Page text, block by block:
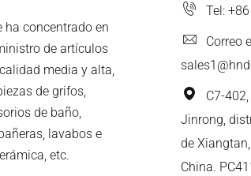
ha concentrado en
de artículos
media y alta,
de grifos,
de baño,
lavabos e
etc.
Tel:
Correo
C7-
Jinrong,
de
China.